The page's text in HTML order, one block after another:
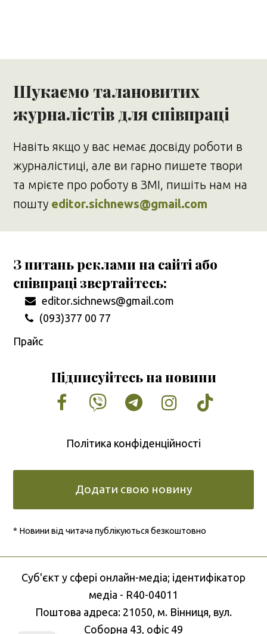
Шукаємо талановитих
журналістів для співпраці
Навіть якщо у вас немає досвіду роботи в
журналістиці, але ви гарно пишете твори
та мрієте про роботу в ЗМІ, пишіть нам на
пошту editor.sichnews@gmail.com
З питань реклами на сайті або
співпраці звертайтесь:
editor.sichnews@gmail.com
(093)377 00 77
Прайс
Підписуйтесь на новини
Facebook
VimeoTumblrInstagram
Tiktok
Політика конфіденційності
Додати свою новину
* Новини від читача публікуються безкоштовно
Cуб'єкт у сфері онлайн-медіа; ідентифікатор
медіа - R40-04011
Поштова адреса: 21050, м. Вінниця, вул.
Соборна 43, офіс 49